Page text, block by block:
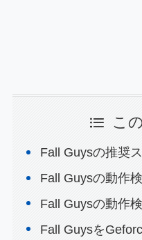
こ
Fall Guysの推奨
Fall Guysの動作
Fall Guysの動作
Fall Guysを